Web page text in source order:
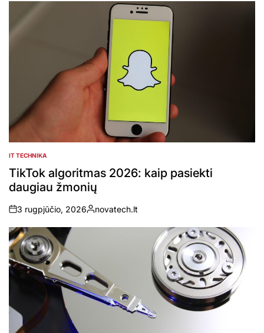
POSTED
IN
IT TECHNIKA
TikTok algoritmas 2026: kaip pasiekti
daugiau žmonių
on
3 rugpjūčio, 2026
Posted
by
novatech.lt